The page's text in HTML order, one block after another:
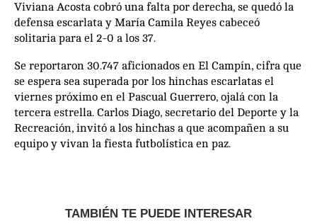
Viviana Acosta cobró una falta por derecha, se quedó la
defensa escarlata y María Camila Reyes cabeceó
solitaria para el 2-0 a los 37.
Se reportaron 30.747 aficionados en El Campín, cifra que
se espera sea superada por los hinchas escarlatas el
viernes próximo en el Pascual Guerrero, ojalá con la
tercera estrella. Carlos Diago, secretario del Deporte y la
Recreación, invitó a los hinchas a que acompañen a su
equipo y vivan la fiesta futbolística en paz.
TAMBIÉN TE PUEDE INTERESAR